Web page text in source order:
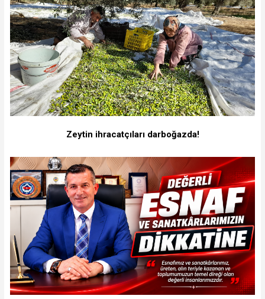
Zeytin ihracatçıları darboğazda!